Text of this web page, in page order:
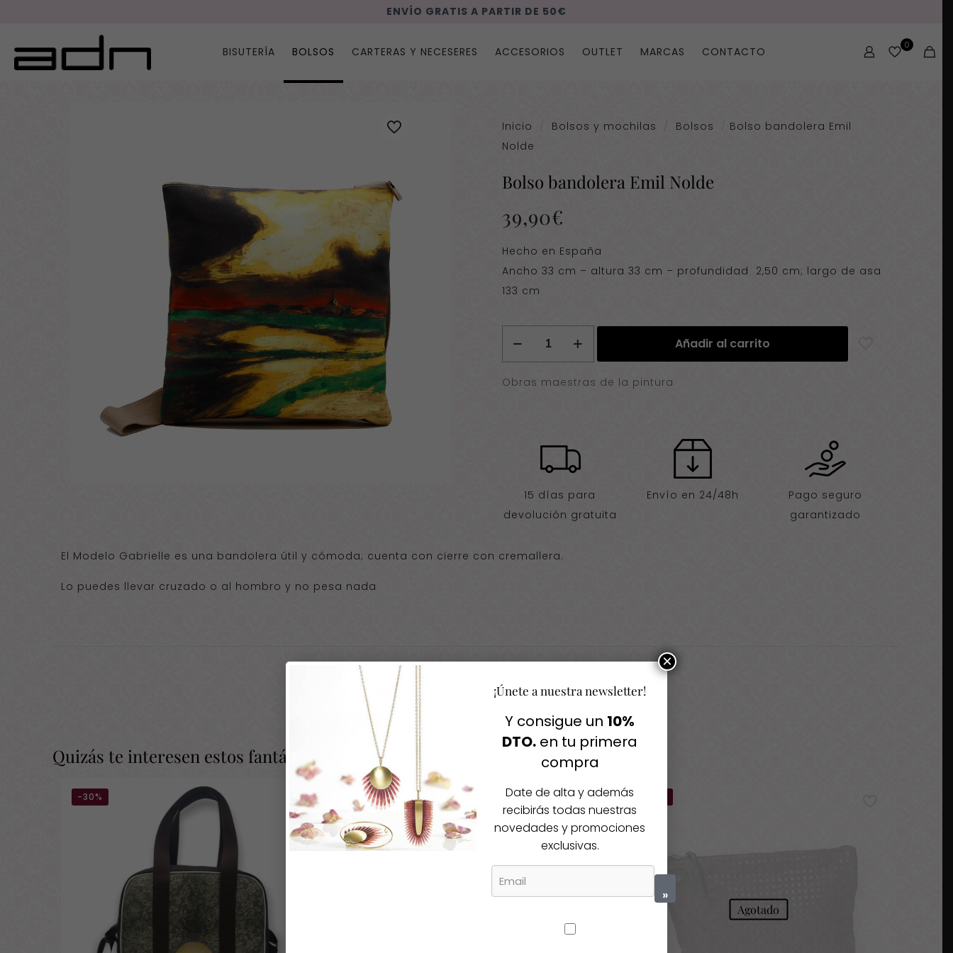
ENVÍO GRATIS A PARTIR DE 50€
BISUTERÍA BOLSOS CARTERAS Y NECESERES ACCESORIOS OUTLET MARCAS CONTACTO 0
Inicio Bolsos y mochilas Bolsos
Bolso bandolera Emil
Nolde
Bolso bandolera Emil Nolde
39,90€
Hecho en España
Ancho 33 cm – altura 33 cm – profundidad 2,50 cm; largo de asa
133 cm
Emil
Añadir al carrito
Obras maestras de la pintura
15 días para
devolución gratuita
Envío en 24/48h
Pago seguro
garantizado
El Modelo Gabrielle es una bandolera útil y cómoda; cuenta con cierre con cremallera.
Lo puedes llevar cruzado o al hombro y no pesa nada
Igual te gusta
Quizás te interesen estos fantásticos productos
-30% -30%
Agotado
¡Únete a nuestra newsletter!
Y consigue un 10%
DTO. en tu primera
compra
Date de alta y además
recibirás todas nuestras
novedades y promociones
exclusivas.
»
×